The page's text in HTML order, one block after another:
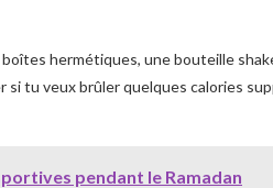
hermétiques, une bouteille
si tu veux brûler quelques calories
pendant le Ramadan